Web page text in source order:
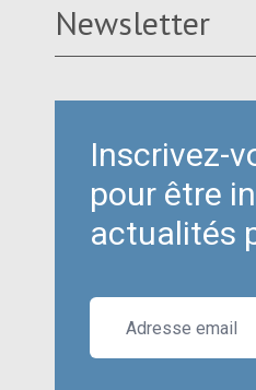
Newsletter
Inscrivez-
pour être
actualités